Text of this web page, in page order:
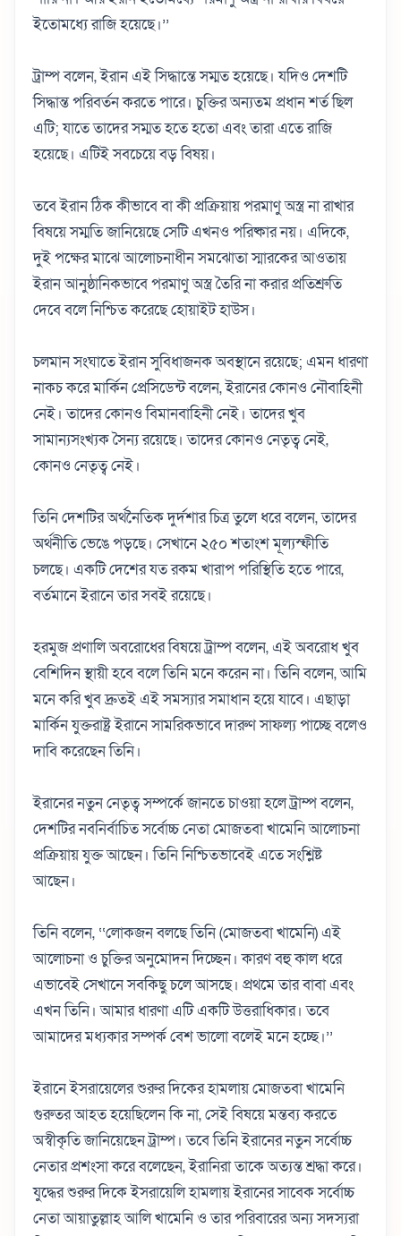
ইতোমধ্যে রাজি হয়েছে।’’
ট্রাম্প বলেন, ইরান এই সিদ্ধান্তে সম্মত হয়েছে। যদিও দেশটি
সিদ্ধান্ত পরিবর্তন করতে পারে। চুক্তির অন্যতম প্রধান শর্ত ছিল
এটি; যাতে তাদের সম্মত হতে হতো এবং তারা এতে রাজি
হয়েছে। এটিই সবচেয়ে বড় বিষয়।
তবে ইরান ঠিক কীভাবে বা কী প্রক্রিয়ায় পরমাণু অস্ত্র না রাখার
বিষয়ে সম্মতি জানিয়েছে সেটি এখনও পরিষ্কার নয়। এদিকে,
দুই পক্ষের মাঝে আলোচনাধীন সমঝোতা স্মারকের আওতায়
ইরান আনুষ্ঠানিকভাবে পরমাণু অস্ত্র তৈরি না করার প্রতিশ্রুতি
দেবে বলে নিশ্চিত করেছে হোয়াইট হাউস।
চলমান সংঘাতে ইরান সুবিধাজনক অবস্থানে রয়েছে; এমন ধারণা
নাকচ করে মার্কিন প্রেসিডেন্ট বলেন, ইরানের কোনও নৌবাহিনী
নেই। তাদের কোনও বিমানবাহিনী নেই। তাদের খুব
সামান্যসংখ্যক সৈন্য রয়েছে। তাদের কোনও নেতৃত্ব নেই,
কোনও নেতৃত্ব নেই।
তিনি দেশটির অর্থনৈতিক দুর্দশার চিত্র তুলে ধরে বলেন, তাদের
অর্থনীতি ভেঙে পড়ছে। সেখানে ২৫০ শতাংশ মূল্যস্ফীতি
চলছে। একটি দেশের যত রকম খারাপ পরিস্থিতি হতে পারে,
বর্তমানে ইরানে তার সবই রয়েছে।
হরমুজ প্রণালি অবরোধের বিষয়ে ট্রাম্প বলেন, এই অবরোধ খুব
বেশিদিন স্থায়ী হবে বলে তিনি মনে করেন না। তিনি বলেন, আমি
মনে করি খুব দ্রুতই এই সমস্যার সমাধান হয়ে যাবে। এছাড়া
মার্কিন যুক্তরাষ্ট্র ইরানে সামরিকভাবে দারুণ সাফল্য পাচ্ছে বলেও
দাবি করেছেন তিনি।
ইরানের নতুন নেতৃত্ব সম্পর্কে জানতে চাওয়া হলে ট্রাম্প বলেন,
দেশটির নবনির্বাচিত সর্বোচ্চ নেতা মোজতবা খামেনি আলোচনা
প্রক্রিয়ায় যুক্ত আছেন। তিনি নিশ্চিতভাবেই এতে সংশ্লিষ্ট
আছেন।
তিনি বলেন, ‘‘লোকজন বলছে তিনি (মোজতবা খামেনি) এই
আলোচনা ও চুক্তির অনুমোদন দিচ্ছেন। কারণ বহু কাল ধরে
এভাবেই সেখানে সবকিছু চলে আসছে। প্রথমে তার বাবা এবং
এখন তিনি। আমার ধারণা এটি একটি উত্তরাধিকার। তবে
আমাদের মধ্যকার সম্পর্ক বেশ ভালো বলেই মনে হচ্ছে।’’
ইরানে ইসরায়েলের শুরুর দিকের হামলায় মোজতবা খামেনি
গুরুতর আহত হয়েছিলেন কি না, সেই বিষয়ে মন্তব্য করতে
অস্বীকৃতি জানিয়েছেন ট্রাম্প। তবে তিনি ইরানের নতুন সর্বোচ্চ
নেতার প্রশংসা করে বলেছেন, ইরানিরা তাকে অত্যন্ত শ্রদ্ধা করে।
যুদ্ধের শুরুর দিকে ইসরায়েলি হামলায় ইরানের সাবেক সর্বোচ্চ
নেতা আয়াতুল্লাহ আলি খামেনি ও তার পরিবারের অন্য সদস্যরা